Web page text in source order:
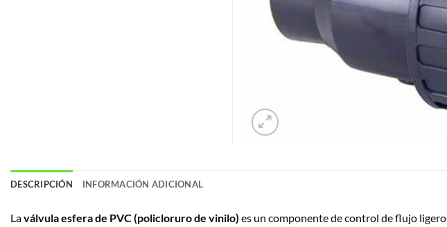
DESCRIPCIÓN INFORMACIÓN ADICIONAL
Laválvula esfera de PVC (policloruro de vinilo) es un componente de control de flujo